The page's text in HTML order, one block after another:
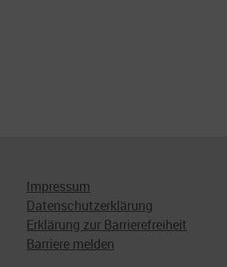
Impressum
Datenschutzerklärung
Erklärung zur Barrierefreiheit
Barriere melden